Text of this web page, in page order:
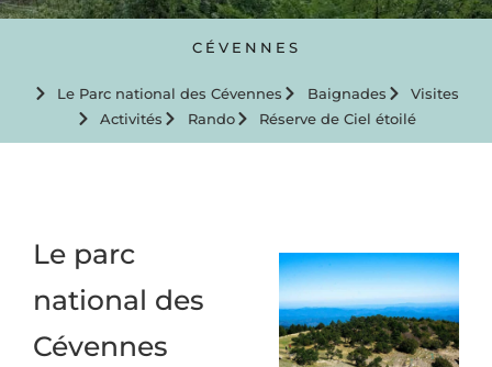
CÉVENNES
Le Parc national des Cévennes Baignades
Visites
Activités
Rando Réserve de Ciel étoilé
Le parc
national des
Cévennes